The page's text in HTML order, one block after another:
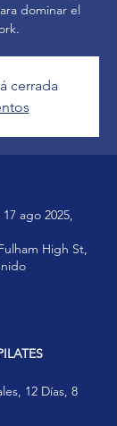
dominar el
cerrada
ago 2025,
High St,